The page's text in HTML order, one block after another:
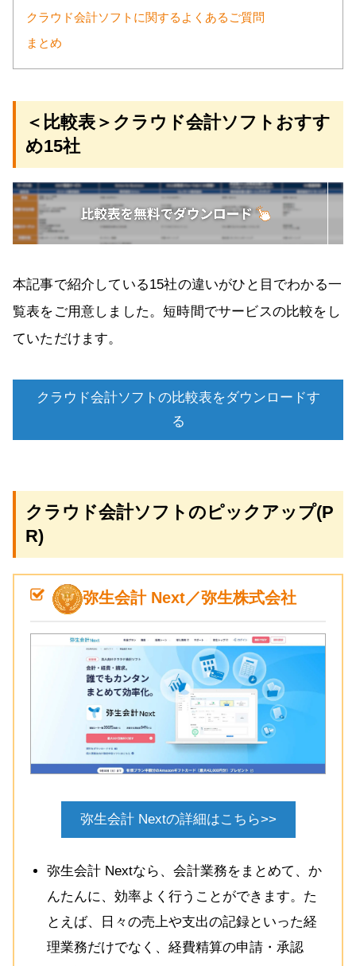
クラウド会計ソフトに関するよくあるご質問
まとめ
＜比較表＞クラウド会計ソフトおすす
め15社
本記事で紹介している15社の違いがひと目でわかる一
覧表をご用意しました。短時間でサービスの比較をし
ていただけます。
クラウド会計ソフトの比較表をダウンロードす
る
クラウド会計ソフトのピックアップ(P
R)
弥生会計 Next／弥生株式会社
弥生会計 Nextの詳細はこちら>>
弥生会計 Nextなら、会計業務をまとめて、か
んたんに、効率よく行うことができます。た
とえば、日々の売上や支出の記録といった経
理業務だけでなく、経費精算の申請・承認